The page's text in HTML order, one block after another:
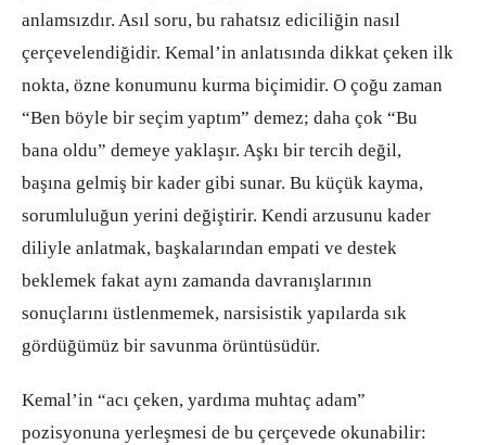
anlamsızdır. Asıl soru, bu rahatsız ediciliğin nasıl
çerçevelendiğidir. Kemal’in anlatısında dikkat çeken ilk
nokta, özne konumunu kurma biçimidir. O çoğu zaman
“Ben böyle bir seçim yaptım” demez; daha çok “Bu
bana oldu” demeye yaklaşır. Aşkı bir tercih değil,
başına gelmiş bir kader gibi sunar. Bu küçük kayma,
sorumluluğun yerini değiştirir. Kendi arzusunu kader
diliyle anlatmak, başkalarından empati ve destek
beklemek fakat aynı zamanda davranışlarının
sonuçlarını üstlenmemek, narsisistik yapılarda sık
gördüğümüz bir savunma örüntüsüdür.
Kemal’in “acı çeken, yardıma muhtaç adam”
pozisyonuna yerleşmesi de bu çerçevede okunabilir: